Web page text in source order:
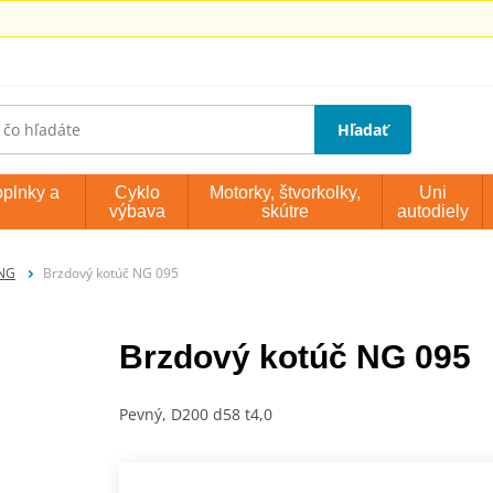
Hľadať
a
Cyklo
výbava
Motorky, štvorkolky,
skútre
Uni
autodiely
Brzdový kotúč NG 095
Brzdový kotúč NG 095
Pevný, D200 d58 t4,0